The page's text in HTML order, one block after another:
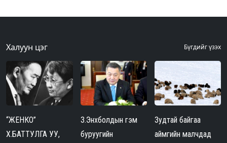
Халуун цэг Бүгдийг үзэх
“ЖЕНКО”
Х.БАТТУЛГА УУ,
З.Энхболдын гэм
буруугийн
Зудтай байгаа
аймгийн малчдад